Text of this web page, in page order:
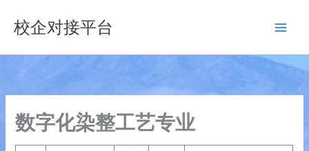
容
校企对接平台
数字化染整工艺专业